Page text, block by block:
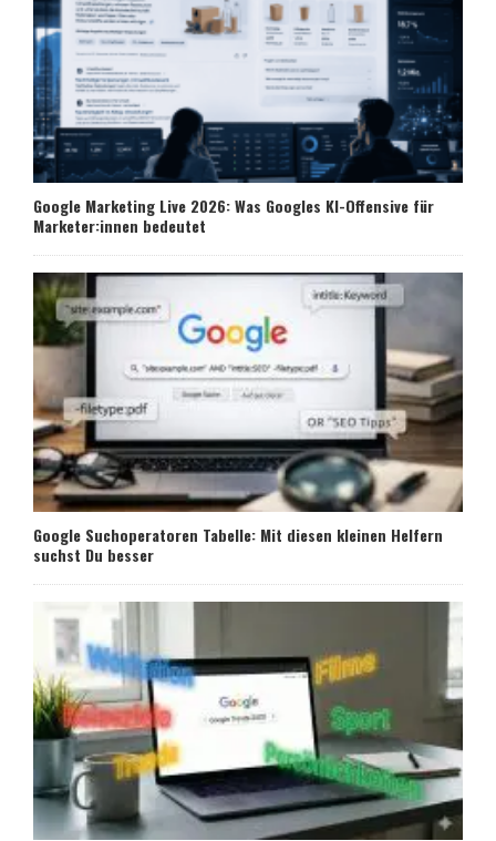
Google Marketing Live 2026: Was Googles KI-Offensive für
Marketer:innen bedeutet
Google Suchoperatoren Tabelle: Mit diesen kleinen Helfern
suchst Du besser